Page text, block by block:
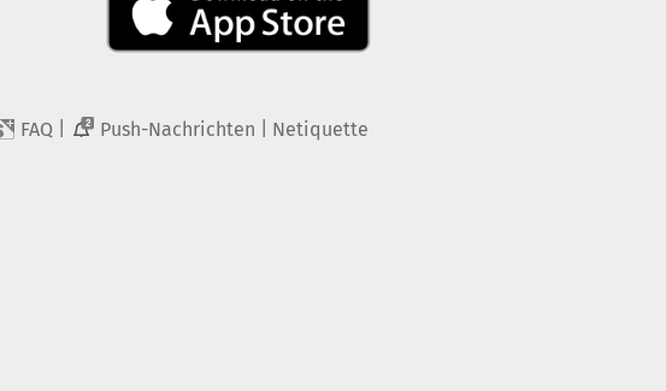
FAQ 2 Push-Nachrichten Netiquette